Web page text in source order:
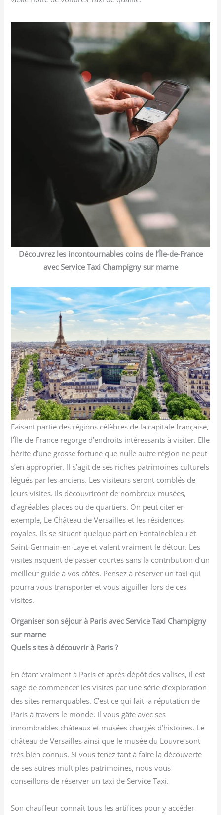
Découvrez les incontournables coins de l’Île-de-France
avec Service Taxi Champigny sur marne
Faisant partie des régions célèbres de la capitale française,
l’Île-de-France regorge d’endroits intéressants à visiter. Elle
hérite d’une grosse fortune que nulle autre région ne peut
s’en approprier. Il s’agit de ses riches patrimoines culturels
légués par les anciens. Les visiteurs seront comblés de
leurs visites. Ils découvriront de nombreux musées,
d’agréables places ou de quartiers. On peut citer en
exemple, Le Château de Versailles et les résidences
royales. Ils se situent quelque part en Fontainebleau et
Saint-Germain-en-Laye et valent vraiment le détour. Les
visites risquent de passer courtes sans la contribution d’un
meilleur guide à vos côtés. Pensez à réserver un taxi qui
pourra vous transporter et vous aiguiller lors de ces
visites.
Organiser son séjour à Paris avec Service Taxi Champigny
sur marne
Quels sites à découvrir à Paris ?
En étant vraiment à Paris et après dépôt des valises, il est
sage de commencer les visites par une série d’exploration
des sites remarquables. C’est ce qui fait la réputation de
Paris à travers le monde. Il vous gâte avec ses
innombrables châteaux et musées chargés d’histoires. Le
château de Versailles ainsi que le musée du Louvre sont
très bien connus. Si vous tenez tant à faire la découverte
de ses autres multiples patrimoines, nous vous
conseillons de réserver un taxi de Service Taxi.
Son chauffeur connaît tous les artifices pour y accéder